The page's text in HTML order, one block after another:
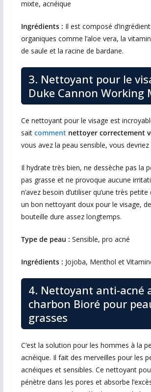
mixte, acnéique
Ingrédients : Il est composé
organiques comme l’aloe vera, la
de saule et la racine de bardane.
3. Nettoyant pour le
Duke Cannon Working
Ce nettoyant pour le visage est
sait comment nettoyer correctement
vous avez la peau sensible, vous devriez
Il hydrate très bien, ne dessèche pas la
pas grasse et ne provoque aucune
n’avez besoin d’utiliser qu’une très
un bon nettoyant doux pour le visage,
bouteille dure assez longtemps.
Type de peau : Sensible, pro acné
Ingrédients : Jojoba, Menthol et
4. Nettoyant anti-acné
charbon Bioré pour
grasses
C’est la solution pour les hommes à la
acnéique. Il fait des merveilles pour les
acnéiques et sensibles. Ce nettoyant
pénètre dans les pores et absorbe